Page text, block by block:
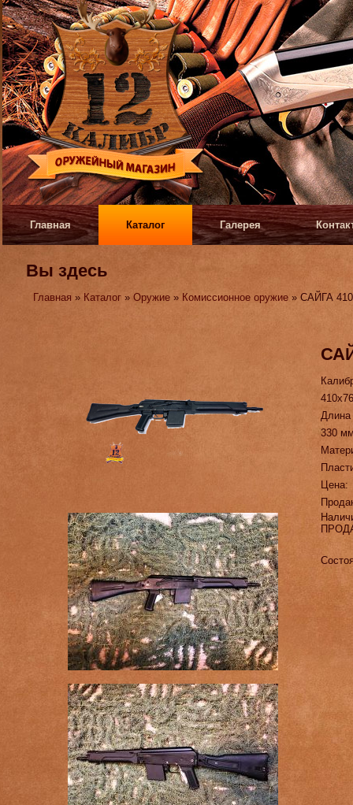
Главная Каталог Галерея
Вы здесь
Главная » Каталог »Оружие » Комиссионное оружие » САЙГА
410х76
330
Цена: